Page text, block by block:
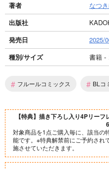
著者
なつ
出版社
発売日
2025/
種別/サイズ
書籍 -
# フルールコミックス # BLコ
【特典】描き下ろし入り4Pリー
対象商品を1点ご購入毎に、該当の
能です。※特典解禁前にご予約され
施させていただきます。